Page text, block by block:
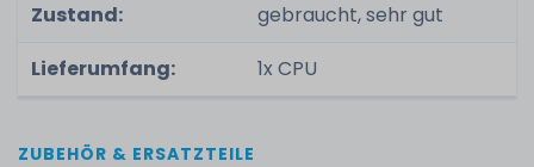
Zustand:
gebraucht, sehr gut
Lieferumfang:
1x CPU
ZUBEHÖR & ERSATZTEILE